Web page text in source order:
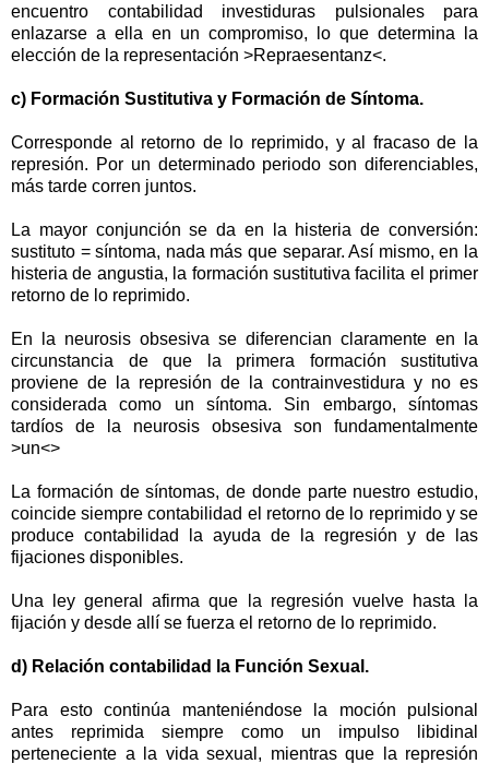
encuentro contabilidad investiduras pulsionales para
enlazarse a ella en un compromiso, lo que determina la
elección de la representación >Repraesentanz<.
c) Formación Sustitutiva y Formación de Síntoma.
Corresponde al retorno de lo reprimido, y al fracaso de la
represión. Por un determinado periodo son diferenciables,
más tarde corren juntos.
La mayor conjunción se da en la histeria de conversión:
sustituto = síntoma, nada más que separar. Así mismo, en la
histeria de angustia, la formación sustitutiva facilita el primer
retorno de lo reprimido.
En la neurosis obsesiva se diferencian claramente en la
circunstancia de que la primera formación sustitutiva
proviene de la represión de la contrainvestidura y no es
considerada como un síntoma. Sin embargo, síntomas
tardíos de la neurosis obsesiva son fundamentalmente
>un<>
La formación de síntomas, de donde parte nuestro estudio,
coincide siempre contabilidad el retorno de lo reprimido y se
produce contabilidad la ayuda de la regresión y de las
fijaciones disponibles.
Una ley general afirma que la regresión vuelve hasta la
fijación y desde allí se fuerza el retorno de lo reprimido.
d) Relación contabilidad la Función Sexual.
Para esto continúa manteniéndose la moción pulsional
antes reprimida siempre como un impulso libidinal
perteneciente a la vida sexual, mientras que la represión